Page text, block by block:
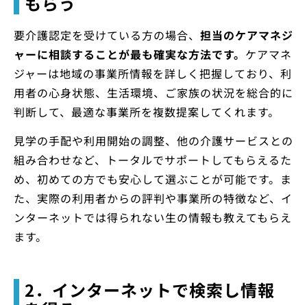
要介護認定を受けている方の場合、 担当のケアマネジ
ャーに相談することが最も確実な方法です。 ケアマネ
ジャーは地域の事業所情報を詳しく把握しており、利
用者の心身状態、生活環境、ご家族の状況を総合的に
判断して、最適な事業所を複数提案してくれます。
見学の手配や利用開始の調整、他の介護サービスとの
組み合わせなど、トータルでサポートしてもらえるた
め、初めての方でも安心して選ぶことが可能です。ま
た、実際の利用者からの評判や事業所の特徴など、イ
ンターネットでは得られない生の情報も教えてもらえ
ます。
2．インターネットで検索し情報